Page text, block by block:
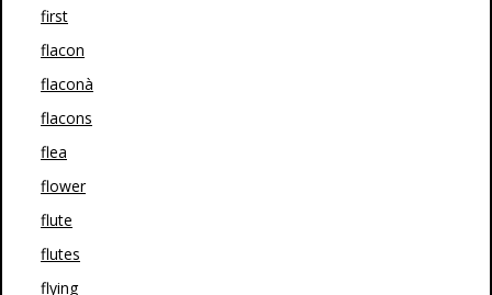
first
flacon
flaconà
flacons
flea
flower
flute
flutes
flying